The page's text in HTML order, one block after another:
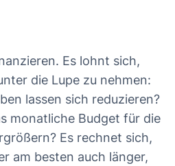
Es lohnt sich,
die Lupe zu nehmen:
lassen sich reduzieren?
monatliche Budget für die
Es rechnet sich,
am besten auch länger,